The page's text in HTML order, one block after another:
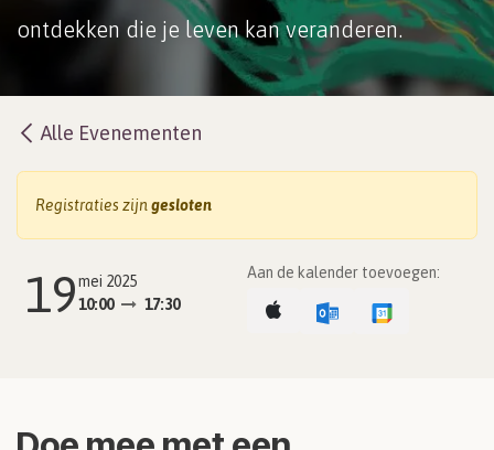
ontdekken die je leven kan veranderen.
Alle Evenementen
Registraties zijngesloten
19mei 2025
10:00
17:30
Aan de kalender toevoegen: